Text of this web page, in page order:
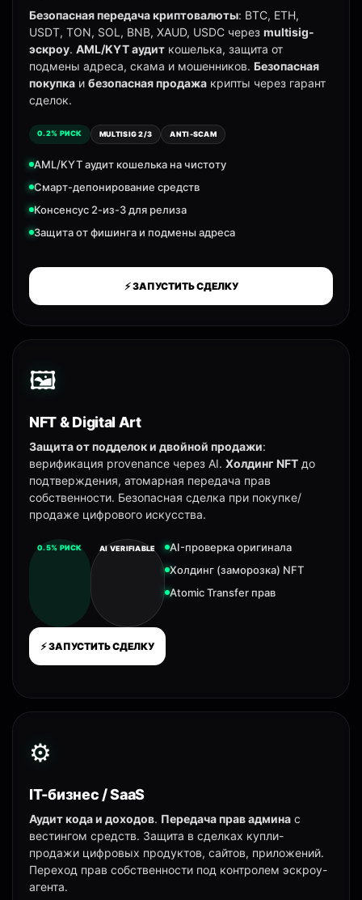
Безопасная передача криптовалюты: BTC, ETH,
USDT, TON, SOL, BNB, XAUD, USDC через multisig-
эскроу. AML/KYT аудит кошелька, защита от
подмены адреса, скама и мошенников. Безопасная
покупка и безопасная продажа крипты через гарант
сделок.
0.2% РИСК MULTISIG 2/3 ANTI-SCAM
AML/KYT аудит кошелька на чистоту
Смарт-депонирование средств
Консенсус 2-из-3 для релиза
Защита от фишинга и подмены адреса
⚡ ЗАПУСТИТЬ СДЕЛКУ
🖼️
NFT & Digital Art
Защита от подделок и двойной продажи:
верификация provenance через AI. Холдинг NFT до
подтверждения, атомарная передача прав
собственности. Безопасная сделка при покупке/
продаже цифрового искусства.
0.5% РИСК AI VERIFIABLE
AI-проверка оригинала
Холдинг (заморозка) NFT
Atomic Transfer прав
⚡ ЗАПУСТИТЬ СДЕЛКУ
⚙️
IT-бизнес / SaaS
Аудит кода и доходов. Передача прав админа с
вестингом средств. Защита в сделках купли-
продажи цифровых продуктов, сайтов, приложений.
Переход прав собственности под контролем эскроу-
агента.